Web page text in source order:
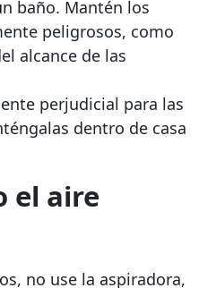
baño. Mantén los
peligrosos, como
alcance de las
perjudicial para las
dentro de casa
el aire
no use la aspiradora,